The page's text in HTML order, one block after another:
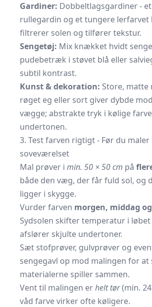
Gardiner: Dobbeltlagsgardiner -
rullegardin og et tungere
filtrerer solen og tilfører tekstur.
Sengetøj: Mix knækket hvidt
pudebetræk i støvet blå eller
subtil kontrast.
Kunst & dekoration: Store, matte
røget eg eller sort giver dybde
vægge; abstrakte tryk i kølige
undertonen.
3. Test farven rigtigt - Før du maler
soveværelset
Mal prøver i min. 50 × 50 cm på
både den væg, der får fuld sol, og
ligger i skygge.
Vurder farven morgen, middag
Sydsolen skifter temperatur i
afslører skjulte undertoner.
Sæt stofprøver, gulvprøver og
sengegavl op mod malingen for at
materialerne spiller sammen.
Vent til malingen erhelt tør(min.
våd farve virker ofte køligere.